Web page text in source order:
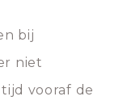
bij
niet
vooraf de